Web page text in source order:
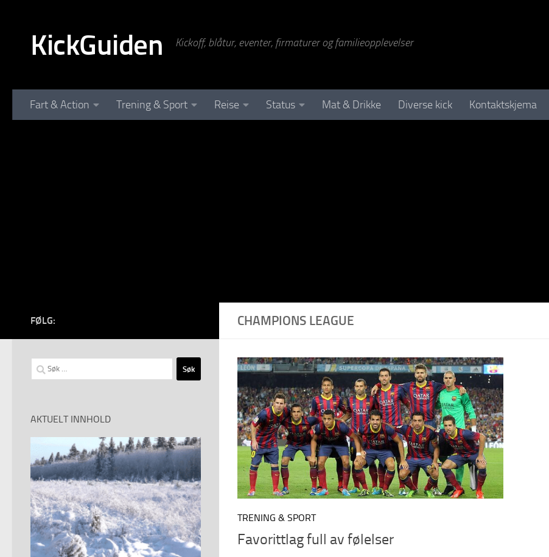
KickGuiden Kickoff, blåtur, eventer, firmaturer og familieopplevelser
Fart & Action Trening & Sport Reise Status Mat & Drikke Diverse kick Kontaktskjema
CHAMPIONS LEAGUE
TRENING & SPORT
Favorittlag full av følelser
FØLG:
Søk
etter:
AKTUELT INNHOLD